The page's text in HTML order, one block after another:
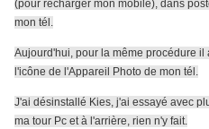
(pour recharger mon mobile), dans
mon tél.
Aujourd'hui, pour la même procédure
l'icône de l'Appareil Photo de mon tél.
J'ai désinstallé Kies, j'ai essayé avec
ma tour Pc et à l'arrière, rien n'y fait.